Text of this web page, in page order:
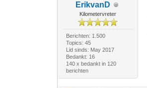
ErikvanD
Kilometervreter
Berichten: 1.500
Topics: 45
Lid sinds: May 2017
Bedankt: 16
140 x bedankt in 120
berichten